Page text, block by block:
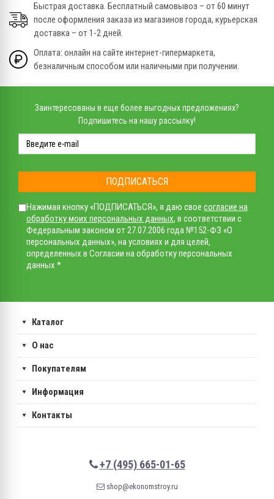
Быстрая доставка. Бесплатный самовывоз – от 60 минут
после оформления заказа из магазинов города, курьерская
доставка – от 1-2 дней.
Оплата: онлайн на сайте интернет-гипермаркета,
безналичным способом или наличными при получении.
Заинтересованы в еще более выгодных предложениях?
Подпишитесь на нашу рассылку!
ПОДПИСАТЬСЯ
Нажимая кнопку «ПОДПИСАТЬСЯ», я даю свое согласие на
обработку моих персональных данных, в соответствии с
Федеральным законом от 27.07.2006 года №152-ФЗ «О
персональных данных», на условиях и для целей,
определенных в Согласии на обработку персональных
данных *
Каталог
О нас
Покупателям
Информация
Контакты
+7 (495) 665-01-65
shop@ekonomstroy.ru